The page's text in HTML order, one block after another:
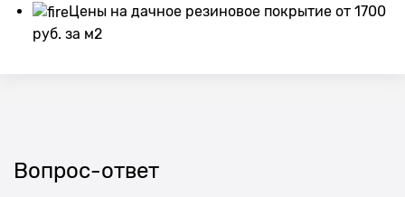
Цены на дачное резиновое покрытие от 1700
руб. за м2
Вопрос-ответ